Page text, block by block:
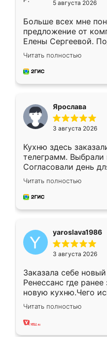
5 августа 2026
Больше всех мне
предложение от
Елены Сергеевой.
короткие сроки
для замера
предложил по моему
Читать полностью
Ярослава
3 августа 2026
Кухню здесь
телеграмм.
Согласовали день
недели кухня была
довольны работой.
мебель за
Читать полностью
yaroslava1986
3 августа 2026
Заказала себе
Ренессанс где
новую кухню.Чего
вполне довольна.
два года, нареканий
Читать полностью